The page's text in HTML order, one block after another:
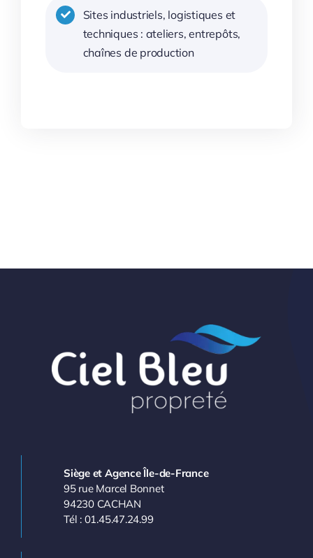
Sites industriels, logistiques et
techniques : ateliers, entrepôts,
chaînes de production
Siège et Agence Île-de-France
95 rue Marcel Bonnet
94230 CACHAN
Tél : 01.45.47.24.99